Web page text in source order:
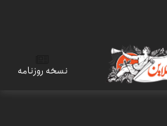
نسخه روزنامه